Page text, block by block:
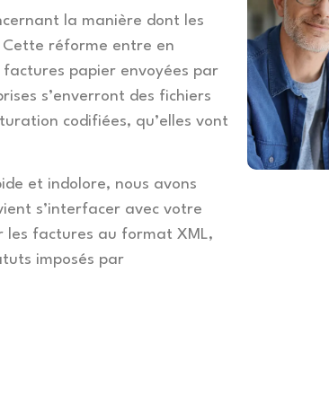
la manière dont les
Cette réforme entre en
papier envoyées par
s’enverront des fichiers
codifiées, qu’elles vont
et indolore, nous avons
s’interfacer avec votre
les factures au format XML,
imposés par